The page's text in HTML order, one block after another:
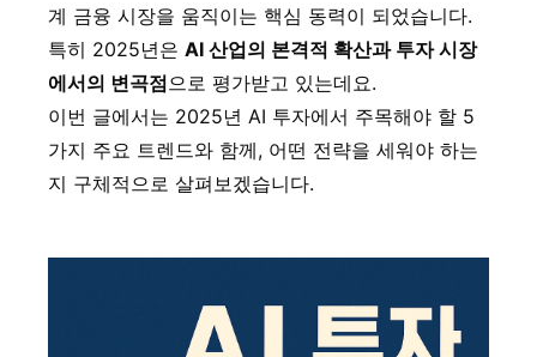
계 금융 시장을 움직이는 핵심 동력이 되었습니다.
특히 2025년은 AI 산업의 본격적 확산과 투자 시장
에서의 변곡점으로 평가받고 있는데요.
이번 글에서는 2025년 AI 투자에서 주목해야 할 5
가지 주요 트렌드와 함께, 어떤 전략을 세워야 하는
지 구체적으로 살펴보겠습니다.